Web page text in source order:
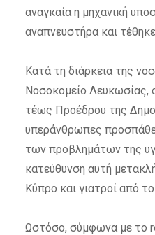
αναγκαία η μηχανική
αναπνευστήρα και
Κατά τη διάρκεια της
Νοσοκομείο Λευκωσίας,
τέως Προέδρου της
υπεράνθρωπες
των προβλημάτων της
κατεύθυνση αυτή
Κύπρο και γιατροί από
Ωστόσο, σύμφωνα με το